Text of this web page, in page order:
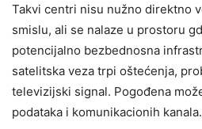
Takvi centri nisu nužno direktno
smislu, ali se nalaze u prostoru
potencijalno bezbednosna
satelitska veza trpi oštećenja,
televizijski signal. Pogođena
podataka i komunikacionih kanala.